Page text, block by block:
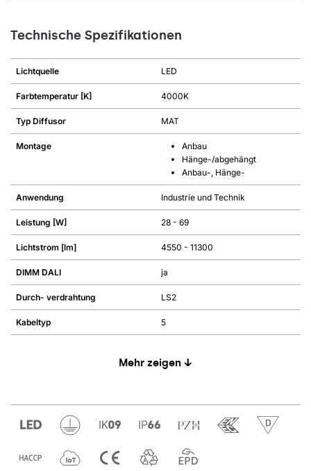
Technische Spezifikationen
Lichtquelle LED
Farbtemperatur [K] 4000K
Typ Diffusor MAT
Montage
Anbau
Hänge-/abgehängt
Anbau-, Hänge-
Anwendung Industrie und Technik
Leistung [W] 28 - 69
Lichtstrom [lm] 4550 - 11300
DIMM DALI ja
Durch- verdrahtung LS2
Kabeltyp 5
Mehr zeigen ↓